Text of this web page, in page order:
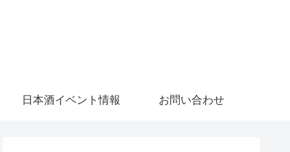
日本酒イベント情報 お問い合わせ